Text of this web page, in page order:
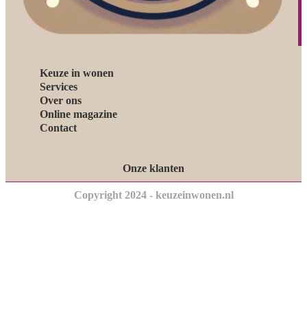
Keuze in wonen
Services
Over ons
Online magazine
Contact
Onze klanten
Copyright 2024 - keuzeinwonen.nl